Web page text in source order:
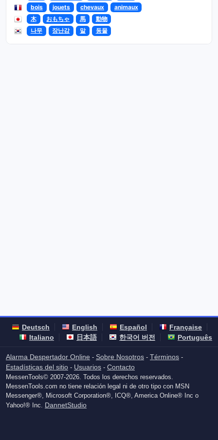
bois
jouets chevaux
animaux
木
おもちゃ 馬
動物
나무
장난감 말 동물
Deutsch English Español
Française
Italiano
日本語 한국어 버전 Português
Alarma Despertador Online - Sobre Nosotros - Términos -
Estadísticas del sitio - Usuarios - Contacto
MessenTools© 2007-2026. Todos los derechos reservados.
MessenTools.com no tiene relación legal ni de otro tipo con MSN
Messenger®, Microsoft Corporation®, ICQ®, America Online® Inc o
Yahoo!® Inc. DannetStudio